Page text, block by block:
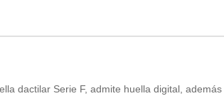
dactilar Serie F, admite huella digital,